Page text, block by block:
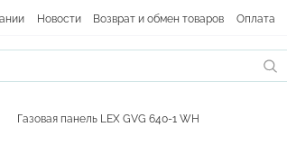
Новости Возврат и обмен товаров Оплата
Газовая панель LEX GVG 640-1 WH